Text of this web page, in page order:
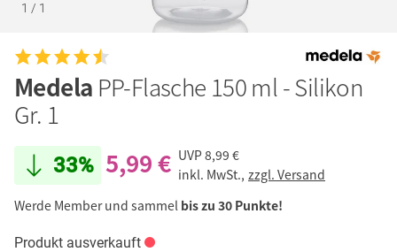
1 / 1
Medela PP-Flasche 150 ml - Silikon
Gr. 1
33% 5,99 € UVP8,99 €
inkl. MwSt., zzgl. Versand
Werde Member und sammel bis zu 30 Punkte!
Produkt ausverkauft